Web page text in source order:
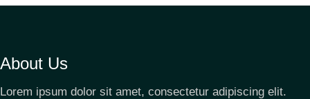
About Us
Lorem ipsum dolor sit amet, consectetur adipiscing elit.